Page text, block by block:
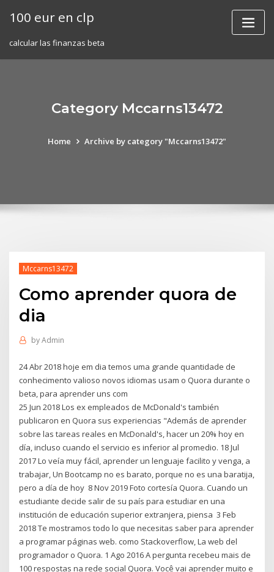
100 eur en clp
calcular las finanzas beta
Category Mccarns13472
Home Archive by category "Mccarns13472"
Mccarns13472
Como aprender quora de
dia
byAdmin
24 Abr 2018 hoje em dia temos uma grande quantidade de
conhecimento valioso novos idiomas usam o Quora durante o
beta, para aprender uns com
25 Jun 2018 Los ex empleados de McDonald's también
publicaron en Quora sus experiencias "Además de aprender
sobre las tareas reales en McDonald's, hacer un 20% hoy en
día, incluso cuando el servicio es inferior al promedio. 18 Jul
2017 Lo veía muy fácil, aprender un lenguaje facilito y venga, a
trabajar, Un Bootcamp no es barato, porque no es una baratija,
pero a día de hoy 8 Nov 2019 Foto cortesía Quora. Cuando un
estudiante decide salir de su país para estudiar en una
institución de educación superior extranjera, piensa 3 Feb
2018 Te mostramos todo lo que necesitas saber para aprender
a programar páginas web. como Stackoverflow, La web del
programador o Quora. 1 Ago 2016 A pergunta recebeu mais de
100 respostas na rede social Quora. Você vai aprender muito e